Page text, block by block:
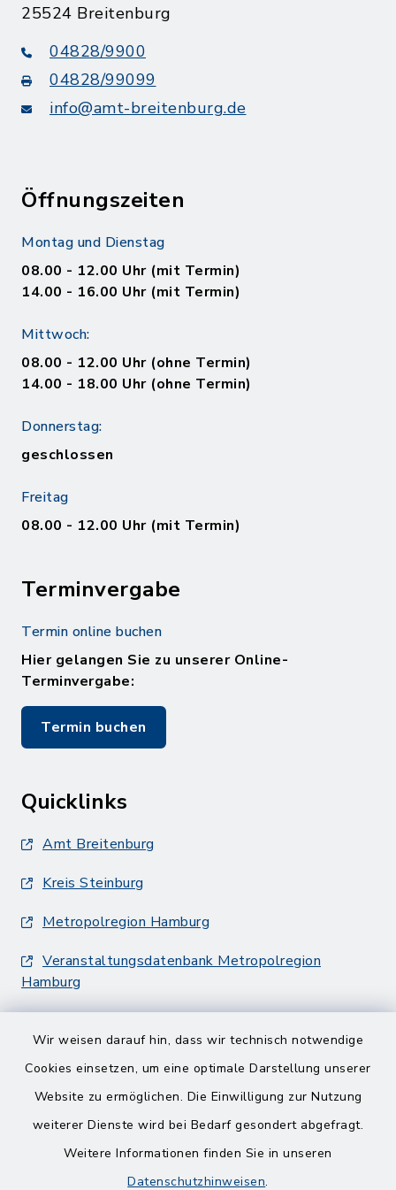
Wir weisen darauf hin, dass wir technisch notwendige
Cookies einsetzen, um eine optimale Darstellung unserer
Website zu ermöglichen. Die Einwilligung zur Nutzung
weiterer Dienste wird bei Bedarf gesondert abgefragt.
Weitere Informationen finden Sie in unseren
Datenschutzhinweisen.
25524 Breitenburg
04828/9900
04828/99099
info@amt-breitenburg.de
Öffnungszeiten
Montag und Dienstag
08.00 - 12.00 Uhr (mit Termin)
14.00 - 16.00 Uhr (mit Termin)
Mittwoch:
08.00 - 12.00 Uhr (ohne Termin)
14.00 - 18.00 Uhr (ohne Termin)
Donnerstag:
geschlossen
Freitag
08.00 - 12.00 Uhr (mit Termin)
Terminvergabe
Termin online buchen
Hier gelangen Sie zu unserer Online-
Terminvergabe:
Termin buchen
Quicklinks
Amt Breitenburg
Kreis Steinburg
Metropolregion Hamburg
Veranstaltungsdatenbank Metropolregion
Hamburg
Barrierefreiheit